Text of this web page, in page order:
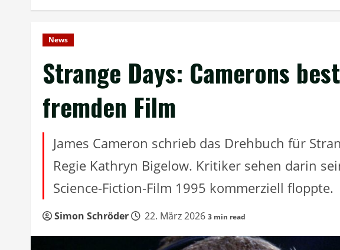
News
Strange Days: Camerons
fremden Film
James Cameron schrieb das Drehbuch für
Regie Kathryn Bigelow. Kritiker sehen darin
Science-Fiction-Film 1995 kommerziell floppte.
Simon Schröder 22. März 2026 3 min read